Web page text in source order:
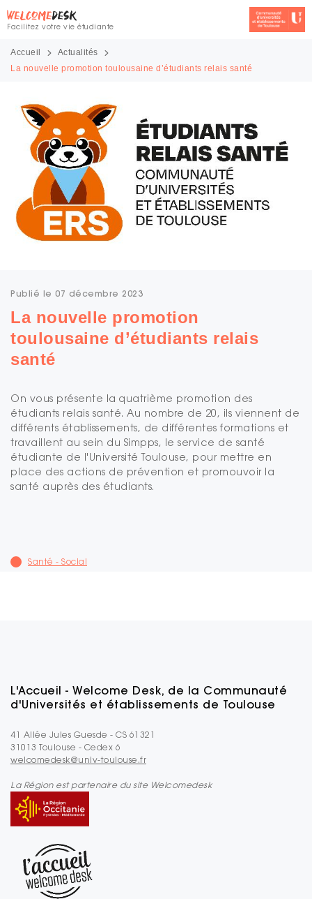
Facilitez votre vie étudiante
Accueil
Actualités
La nouvelle promotion toulousaine d’étudiants relais santé
Publié le 07 décembre 2023
La nouvelle promotion
toulousaine d’étudiants relais
santé
On vous présente la quatrième promotion des
étudiants relais santé. Au nombre de 20, ils viennent de
différents établissements, de différentes formations et
travaillent au sein du Simpps, le service de santé
étudiante de l'Université Toulouse, pour mettre en
place des actions de prévention et promouvoir la
santé auprès des étudiants.
Santé - Social
L'Accueil - Welcome Desk, de la Communauté
d'Universités et établissements de Toulouse
41 Allée Jules Guesde - CS 61321
31013 Toulouse - Cedex 6
welcomedesk@univ-toulouse.fr
La Région est partenaire du site Welcomedesk